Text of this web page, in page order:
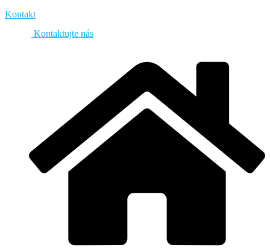
Kontakt
Kontaktujte nás